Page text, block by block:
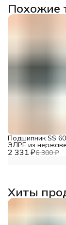
Похожие
2 331 ₽6 300 ₽
Подшипник SS
ЭЛРЕ из
стали
Хиты